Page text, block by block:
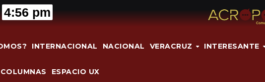
4:56 pm
INTERNACIONAL NACIONAL VERACRUZ INTERESANTE
COLUMNAS ESPACIO UX